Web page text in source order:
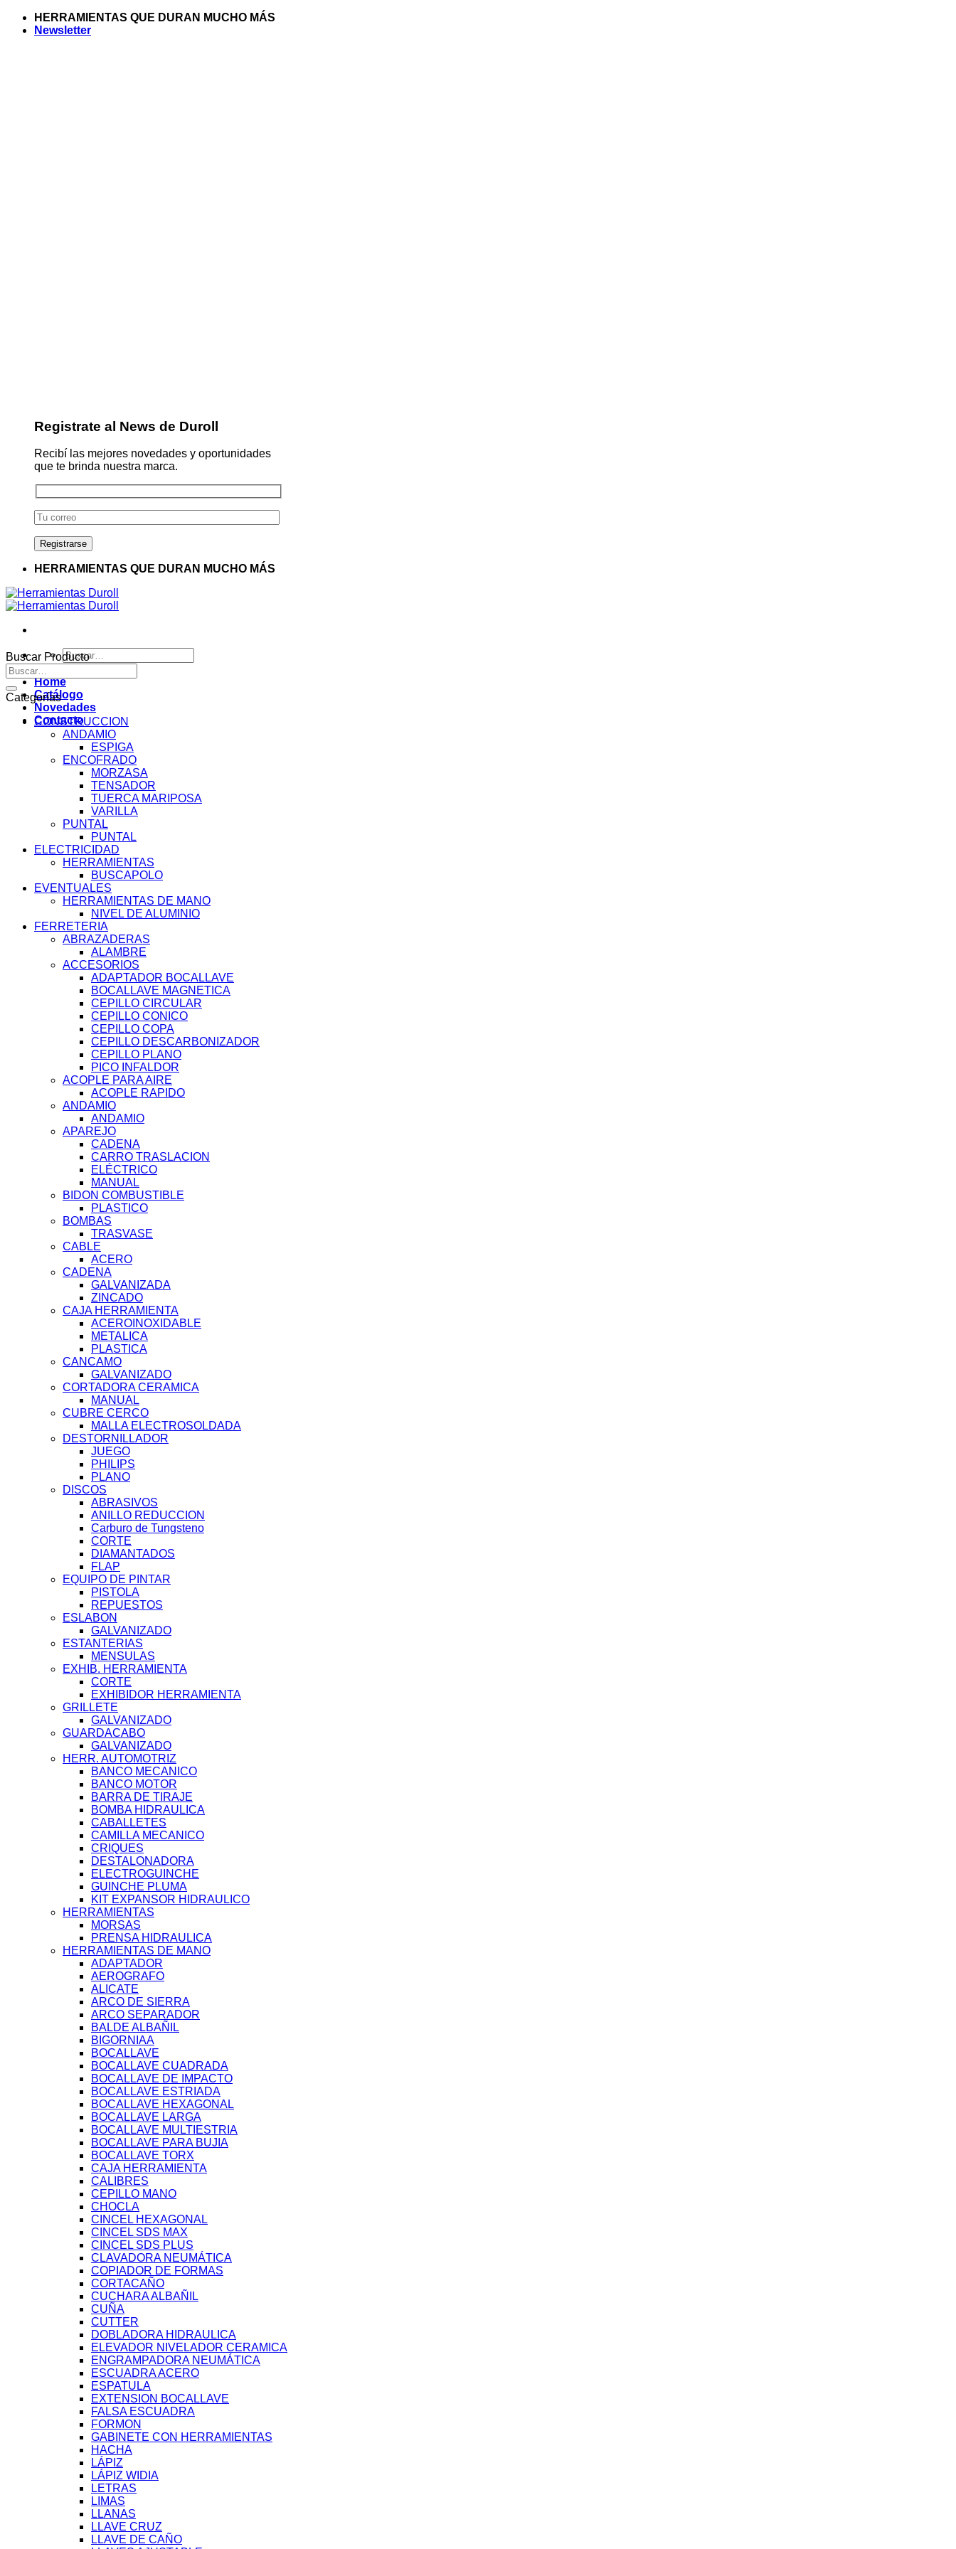
Saltar
HERRAMIENTAS QUE DURAN MUCHO MÁS
Newsletter
Registrate al News de Duroll
Recibí las mejores novedades y oportunidades
que te brinda nuestra marca.
HERRAMIENTAS QUE DURAN MUCHO MÁS
Buscar
por:
Home
Catálogo
Novedades
Contacto
Buscar Producto
Buscar
por:
Categorías
CONSTRUCCION
ANDAMIO
ESPIGA
ENCOFRADO
MORZASA
TENSADOR
TUERCA MARIPOSA
VARILLA
PUNTAL
PUNTAL
ELECTRICIDAD
HERRAMIENTAS
BUSCAPOLO
EVENTUALES
HERRAMIENTAS DE MANO
NIVEL DE ALUMINIO
FERRETERIA
ABRAZADERAS
ALAMBRE
ACCESORIOS
ADAPTADOR BOCALLAVE
BOCALLAVE MAGNETICA
CEPILLO CIRCULAR
CEPILLO CONICO
CEPILLO COPA
CEPILLO DESCARBONIZADOR
CEPILLO PLANO
PICO INFALDOR
ACOPLE PARA AIRE
ACOPLE RAPIDO
ANDAMIO
ANDAMIO
APAREJO
CADENA
CARRO TRASLACION
ELÉCTRICO
MANUAL
BIDON COMBUSTIBLE
PLASTICO
BOMBAS
TRASVASE
CABLE
ACERO
CADENA
GALVANIZADA
ZINCADO
CAJA HERRAMIENTA
ACEROINOXIDABLE
METALICA
PLASTICA
CANCAMO
GALVANIZADO
CORTADORA CERAMICA
MANUAL
CUBRE CERCO
MALLA ELECTROSOLDADA
DESTORNILLADOR
JUEGO
PHILIPS
PLANO
DISCOS
ABRASIVOS
ANILLO REDUCCION
Carburo de Tungsteno
CORTE
DIAMANTADOS
FLAP
EQUIPO DE PINTAR
PISTOLA
REPUESTOS
ESLABON
GALVANIZADO
ESTANTERIAS
MENSULAS
EXHIB. HERRAMIENTA
CORTE
EXHIBIDOR HERRAMIENTA
GRILLETE
GALVANIZADO
GUARDACABO
GALVANIZADO
HERR. AUTOMOTRIZ
BANCO MECANICO
BANCO MOTOR
BARRA DE TIRAJE
BOMBA HIDRAULICA
CABALLETES
CAMILLA MECANICO
CRIQUES
DESTALONADORA
ELECTROGUINCHE
GUINCHE PLUMA
KIT EXPANSOR HIDRAULICO
HERRAMIENTAS
MORSAS
PRENSA HIDRAULICA
HERRAMIENTAS DE MANO
ADAPTADOR
AEROGRAFO
ALICATE
ARCO DE SIERRA
ARCO SEPARADOR
BALDE ALBAÑIL
BIGORNIAA
BOCALLAVE
BOCALLAVE CUADRADA
BOCALLAVE DE IMPACTO
BOCALLAVE ESTRIADA
BOCALLAVE HEXAGONAL
BOCALLAVE LARGA
BOCALLAVE MULTIESTRIA
BOCALLAVE PARA BUJIA
BOCALLAVE TORX
CAJA HERRAMIENTA
CALIBRES
CEPILLO MANO
CHOCLA
CINCEL HEXAGONAL
CINCEL SDS MAX
CINCEL SDS PLUS
CLAVADORA NEUMÁTICA
COPIADOR DE FORMAS
CORTACAÑO
CUCHARA ALBAÑIL
CUÑA
CUTTER
DOBLADORA HIDRAULICA
ELEVADOR NIVELADOR CERAMICA
ENGRAMPADORA NEUMÁTICA
ESCUADRA ACERO
ESPATULA
EXTENSION BOCALLAVE
FALSA ESCUADRA
FORMON
GABINETE CON HERRAMIENTAS
HACHA
LÁPIZ
LÁPIZ WIDIA
LETRAS
LIMAS
LLANAS
LLAVE CRUZ
LLAVE DE CAÑO